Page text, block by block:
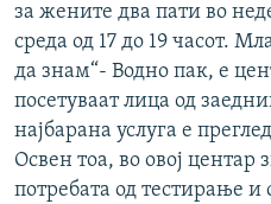
за жените два пати во
среда од 17 до 19 часот.
да знам“- Водно пак, е
посетуваат лица од
најбарана услуга е
Освен тоа, во овој центар
потребата од тестирање